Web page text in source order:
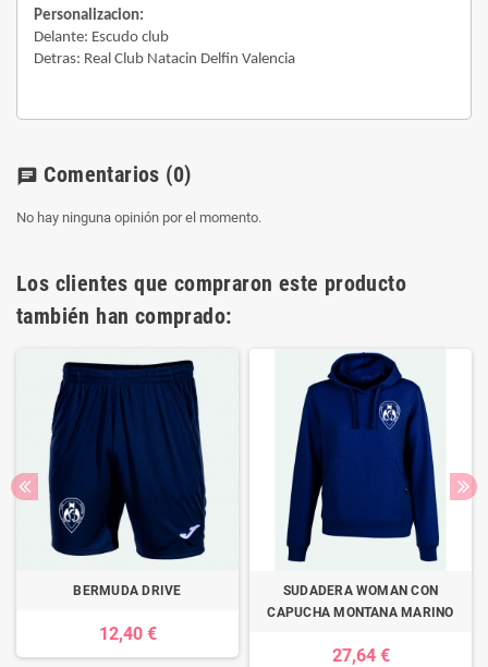
Personalizacion:
Delante: Escudo club
Detras: Real Club Natacin Delfin Valencia
chat Comentarios (0)
No hay ninguna opinión por el momento.
Los clientes que compraron este producto
también han comprado:
BERMUDA DRIVE
12,40 €
SUDADERA WOMAN CON
CAPUCHA MONTANA MARINO
27,64 €